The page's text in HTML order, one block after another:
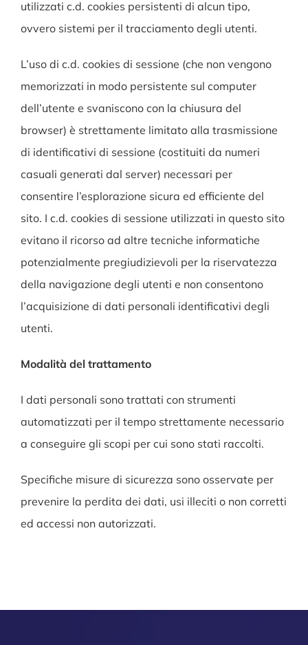
utilizzati c.d. cookies persistenti di alcun tipo,
ovvero sistemi per il tracciamento degli utenti.
L’uso di c.d. cookies di sessione (che non vengono
memorizzati in modo persistente sul computer
dell’utente e svaniscono con la chiusura del
browser) è strettamente limitato alla trasmissione
di identificativi di sessione (costituiti da numeri
casuali generati dal server) necessari per
consentire l’esplorazione sicura ed efficiente del
sito. I c.d. cookies di sessione utilizzati in questo sito
evitano il ricorso ad altre tecniche informatiche
potenzialmente pregiudizievoli per la riservatezza
della navigazione degli utenti e non consentono
l’acquisizione di dati personali identificativi degli
utenti.
Modalità del trattamento
I dati personali sono trattati con strumenti
automatizzati per il tempo strettamente necessario
a conseguire gli scopi per cui sono stati raccolti.
Specifiche misure di sicurezza sono osservate per
prevenire la perdita dei dati, usi illeciti o non corretti
ed accessi non autorizzati.